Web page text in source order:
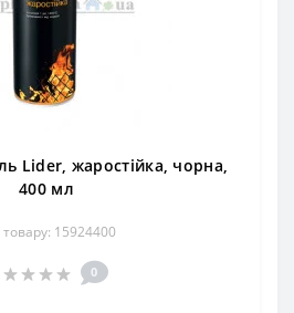
Lider, жаростійка, чорна,
400 мл
товару: 15924400
0